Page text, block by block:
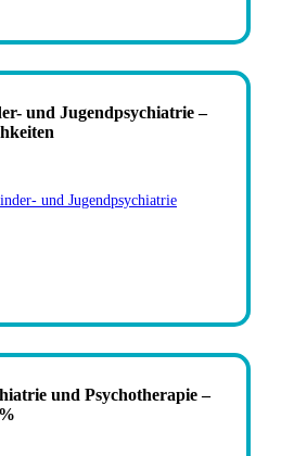
und Jugendpsychiatrie –
und Jugendpsychiatrie
und Psychotherapie –